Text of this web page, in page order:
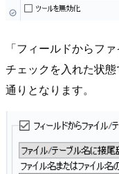
「フィールドからフ
チェックを入れた状
通りとなります。